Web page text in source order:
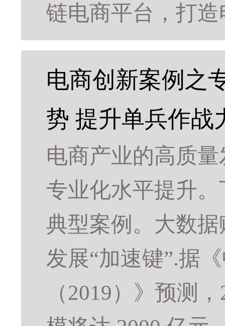
链电商平台，打
电商创新案例之
势 提升单兵作战
电商产业的高质
专业化水平提升
典型案例。大数
发展“加速键”.据
（2019）》预测